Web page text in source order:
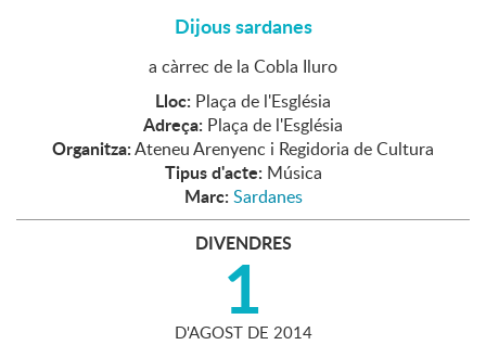
Dijous sardanes
a càrrec de la Cobla Iluro
Lloc: Plaça de l'Església
Adreça: Plaça de l'Església
Organitza:Ateneu Arenyenc i Regidoria de Cultura
Tipus d'acte: Música
Marc: Sardanes
DIVENDRES
1
D'AGOST DE 2014